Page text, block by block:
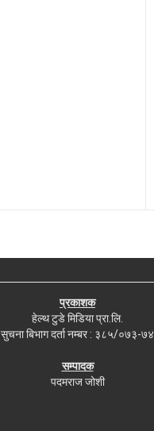
प्रकाशक
हेल्थ टुडे मिडिया प्रा.लि.
सुचना बिभाग दर्ता नम्बर : ३८५/०७३-७४
सम्पादक
पदमराज जोशी